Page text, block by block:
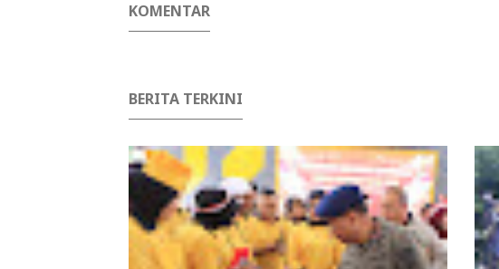
KOMENTAR
BERITA TERKINI